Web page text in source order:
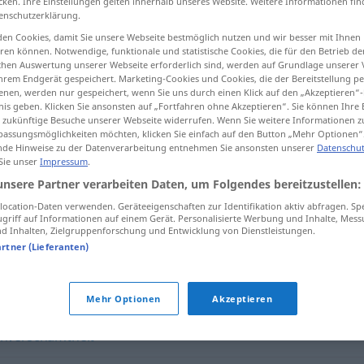
Zumutung
/ irritierende / übertriebene / deplatzierte ...) Forderung(en)
Cookies, damit Sie unsere Webseite bestmöglich nutzen und wir besser mit Ihnen
können. Notwendige, funktionale und statistische Cookies, die für den Betrieb
Auswertung unserer Webseite erforderlich sind, werden auf Grundlage unserer
Endgerät gespeichert. Marketing-Cookies und Cookies, die der Bereitstellung
werden nur gespeichert, wenn Sie uns durch einen Klick auf den
geben. Klicken Sie ansonsten auf „Fortfahren ohne Akzeptieren“. Sie können Ihre
Besuche unserer Webseite widerrufen. Wenn Sie weitere Informationen
möchten, klicken Sie einfach auf den Button „Mehr Optionen“.
Hinweise zu der Datenverarbeitung entnehmen Sie ansonsten unserer
unser Impressum.
Partner verarbeiten Daten, um Folgendes bereitzustellen:
Daten verwenden. Geräteeigenschaften zur Identifikation aktiv abfragen.
auf Informationen auf einem Gerät. Personalisierte Werbung und Inhalte,
Inhalten, Zielgruppenforschung und Entwicklung von Dienstleistungen.
(Lieferanten)
Mehr Optionen Akzeptieren